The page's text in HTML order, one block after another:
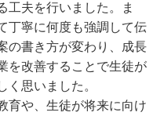
工夫を行いました。ま
丁寧に何度も強調して伝
の書き方が変わり、成長
を改善することで生徒が
く思いました。
育や、生徒が将来に向け